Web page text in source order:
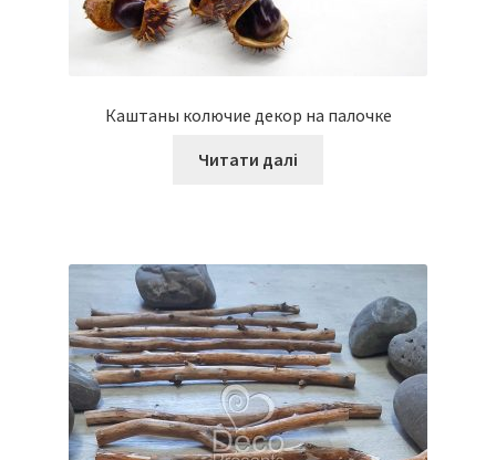
Каштаны колючие декор на палочке
Читати далі